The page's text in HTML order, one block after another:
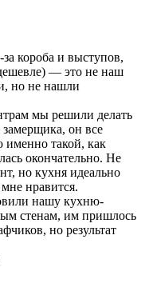
короба и выступов,
— это не наш
но не нашли
мы решили делать
он все
именно такой, как
окончательно. Не
но кухня идеально
нравится.
нашу кухню-
стенам, им пришлось
но результат